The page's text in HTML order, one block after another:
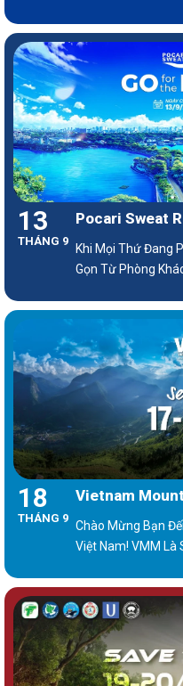
13
THÁNG 9
Pocari Sweat
Khi Mọi Thứ Đang
Gọn Từ Phòng
Bùng Nổ!
18
THÁNG 9
Vietnam
Chào Mừng Bạn
Việt Nam! VMM Là
Rừng Núi Hùng Vĩ